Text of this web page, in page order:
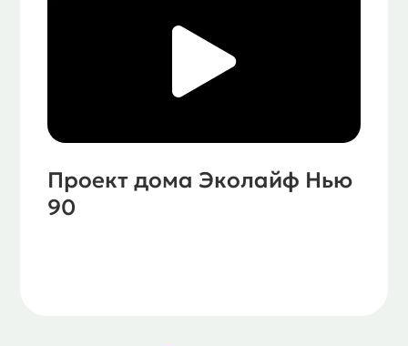
Обзор дома 90 м2 с
менеджером Евгенией